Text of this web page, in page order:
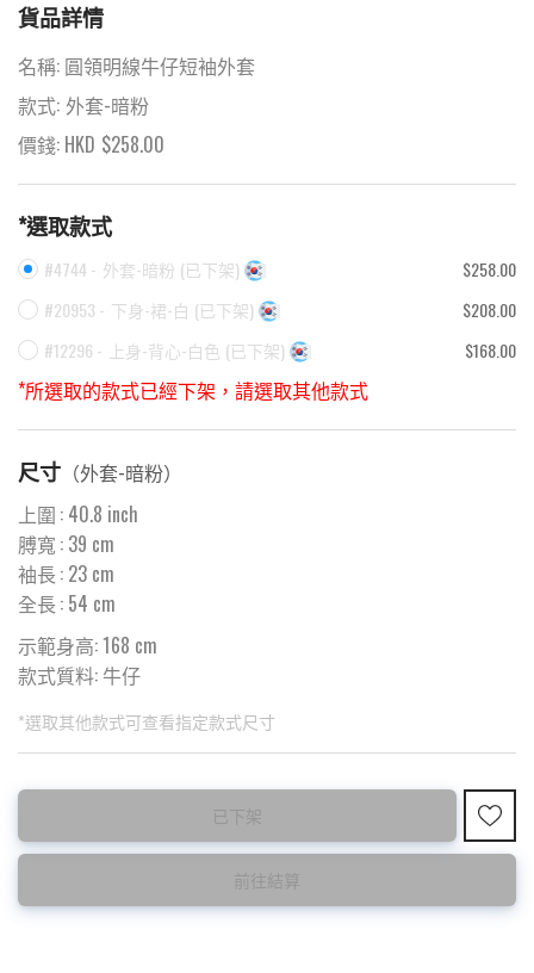
貨品詳情
名稱: 圓領明線牛仔短袖外套
款式: 外套-暗粉
價錢: HKD $258.00
*選取款式
#4744 - 外套-暗粉 (已下架)
$258.00
#20953 - 下身-裙-白 (已下架)
$208.00
#12296 - 上身-背心-白色 (已下架) $168.00
*所選取的款式已經下架，請選取其他款式
尺寸 （外套-暗粉）
上圍 : 40.8 inch
膊寬 : 39 cm
袖長 : 23 cm
全長 : 54 cm
示範身高: 168 cm
款式質料: 牛仔
*選取其他款式可查看指定款式尺寸
此為預購品
<預購款>因為韓國東大門8月暑假關係， 預購款會於8月18日
後才陸續返貨⚠️
此為減價貨品
特價品不設退換，購買前請先確認所列出的尺碼是否合適。
已下架
前往結算